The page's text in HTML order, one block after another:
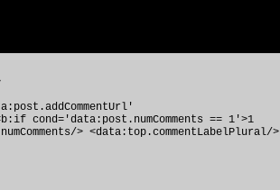
cond='data:post.numComments == 1'>1
> <data:top.commentLabelPlural/>